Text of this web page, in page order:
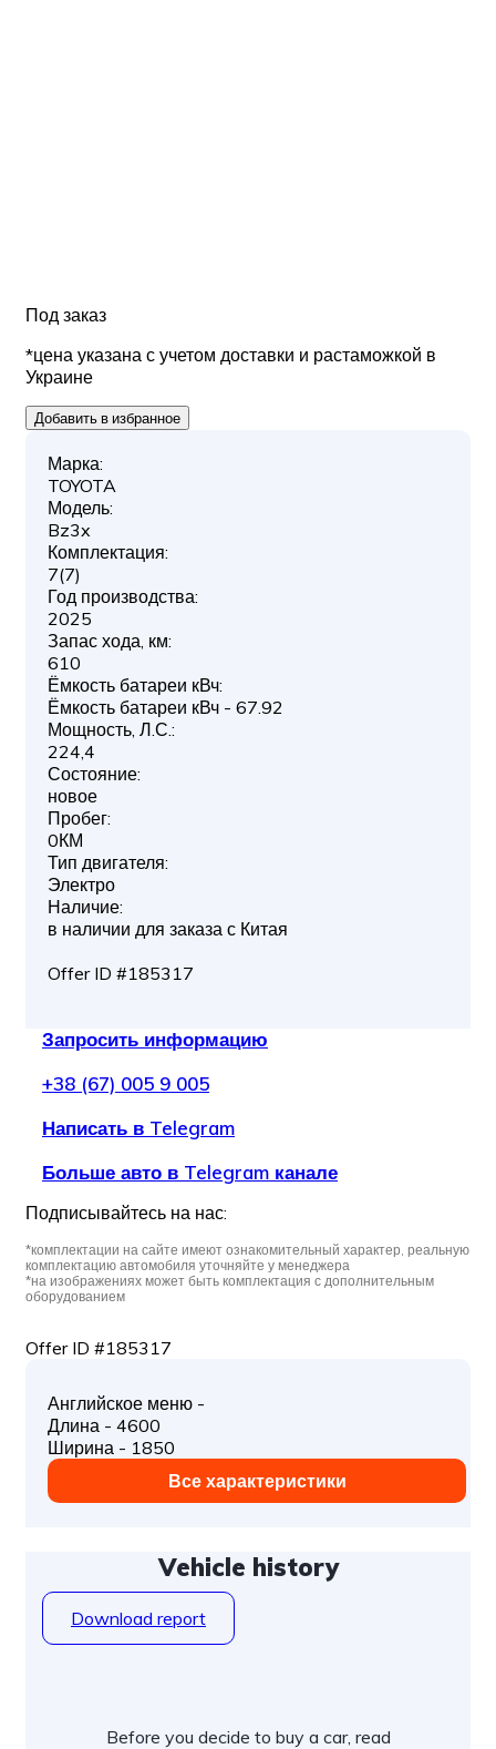
Под заказ
*цена указана с учетом доставки и растаможкой в
Украине
Добавить в избранное
Марка:
TOYOTA
Модель:
Bz3x
Комплектация:
7(7)
Год производства:
2025
Запас хода, км:
610
Ёмкость батареи кВч:
Ёмкость батареи кВч - 67.92
Мощность, Л.С.:
224,4
Состояние:
новое
Пробег:
0КМ
Тип двигателя:
Электро
Наличие:
в наличии для заказа с Китая
Offer ID #185317
Запросить информацию
+38 (67) 005 9 005
Написать в Telegram
Больше авто в Telegram канале
Подписывайтесь на нас:
*комплектации на сайте имеют ознакомительный характер, реальную
комплектацию автомобиля уточняйте у менеджера
*на изображениях может быть комплектация с дополнительным
оборудованием
Offer ID #185317
Английское меню -
Длина - 4600
Ширина - 1850
Все характеристики
Vehicle history
Download report
Before you decide to buy a car, read